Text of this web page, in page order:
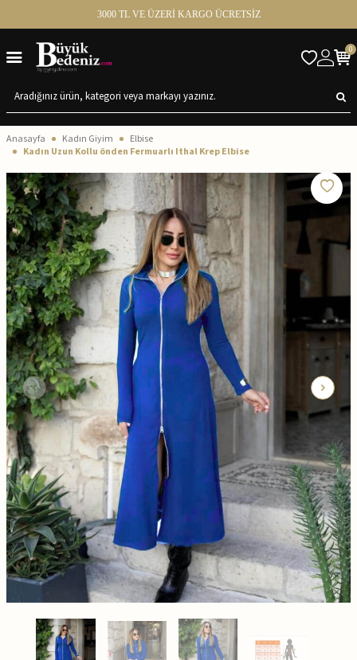
3000 TL VE ÜZERİ KARGO ÜCRETSİZ
0
Anasayfa Kadın Giyim
Elbise
Kadın Uzun Kollu önden Fermuarlı Ithal Krep Elbise